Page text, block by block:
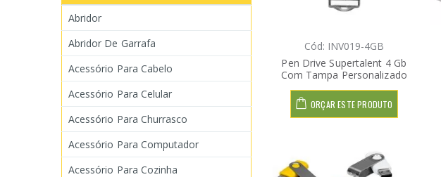
Cód: INV019-4GB
Pen Drive Supertalent 4 Gb
Com Tampa Personalizado
ORÇAR ESTE PRODUTO
Abridor
Abridor De Garrafa
Acessório Para Cabelo
Acessório Para Celular
Acessório Para Churrasco
Acessório Para Computador
Acessório Para Cozinha